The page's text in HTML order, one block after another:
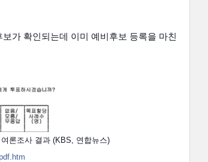
가 확인되는데 이미 예비후보 등록을 마친
론조사 결과 (KBS, 연합뉴스)